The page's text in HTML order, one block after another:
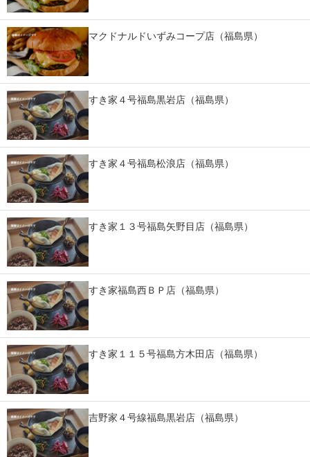
企業ITのトレンドを詳説
経営リーダーのコミュニティ
マーケ×ITの今がよく分かる
企業向けIT製品の総合サイト
IT製品の技術・比較・事例
製造業のIT導入・活用を支援
モノづくり技術者専門サイト
エレクトロニクス専門サイト
電子設計の基本と応用
エネルギーの専門メディア
建設×テクノロジーの最前線
ちょっと気になるネットの話題
マクドナルドいずみコープ店（福島県）
すき家４号福島黒岩店（福島県）
すき家４号福島松浪店（福島県）
すき家１３号福島矢野目店（福島県）
すき家福島西ＢＰ店（福島県）
すき家１１５号福島方木田店（福島県）
吉野家４号線福島黒岩店（福島県）